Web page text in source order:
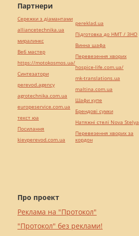
Про проект
Реклама на "Протокол"
"Протокол" без реклами!
Партнери
Сережки з діамантами
alliancetechnika.ua
миралинкс
Веб мастер
https://motokosmos.ua/
Синтезатори
perevod.agency
agrotechnika.com.ua
europeservice.com.ua
текст юа
Посилання
kievperevod.com.ua
pereklad.ua
Підготовка до НМТ / ЗНО
Винна шафа
Перевезення хворих
hospice-life.com.ua/
mk-translations.ua
maltina.com.ua
Шафи купе
Брендові сумки
Натяжні стелі Nova Stelya
Перевезення хворих за
кордон